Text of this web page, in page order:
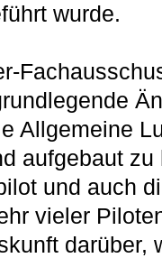
wurde.
Allgemeine
aufgebaut
und auch
vieler
darüber,